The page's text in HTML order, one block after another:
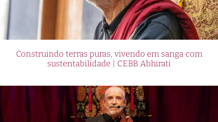
Construindo terras puras, vivendo em sanga com
sustentabilidade | CEBB Abhirati